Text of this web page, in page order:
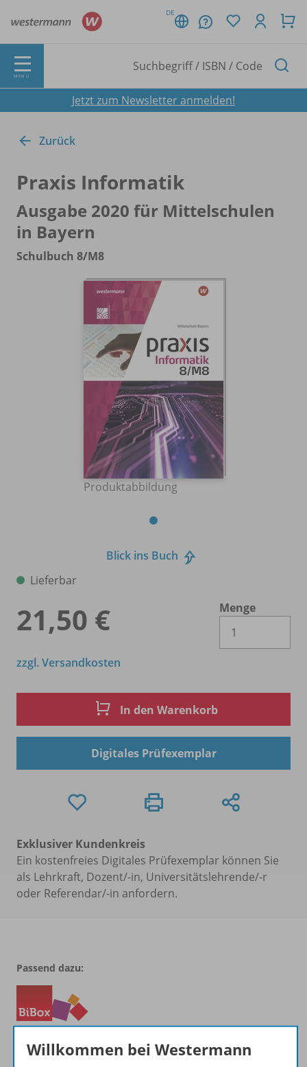
DE
MENÜ
Jetzt zum Newsletter anmelden!
Zurück
Praxis Informatik
Ausgabe 2020 für Mittelschulen
in Bayern
Schulbuch 8/M8
Produktabbildung
Blick ins Buch
Lieferbar
21,50 €
Menge
zzgl. Versandkosten
In den Warenkorb
Digitales Prüfexemplar
Exklusiver Kundenkreis
Ein kostenfreies Digitales Prüfexemplar können Sie
als Lehrkraft, Dozent/-in, Universitätslehrende/-r
oder Referendar/-in anfordern.
Passend dazu:
Willkommen bei Westermann